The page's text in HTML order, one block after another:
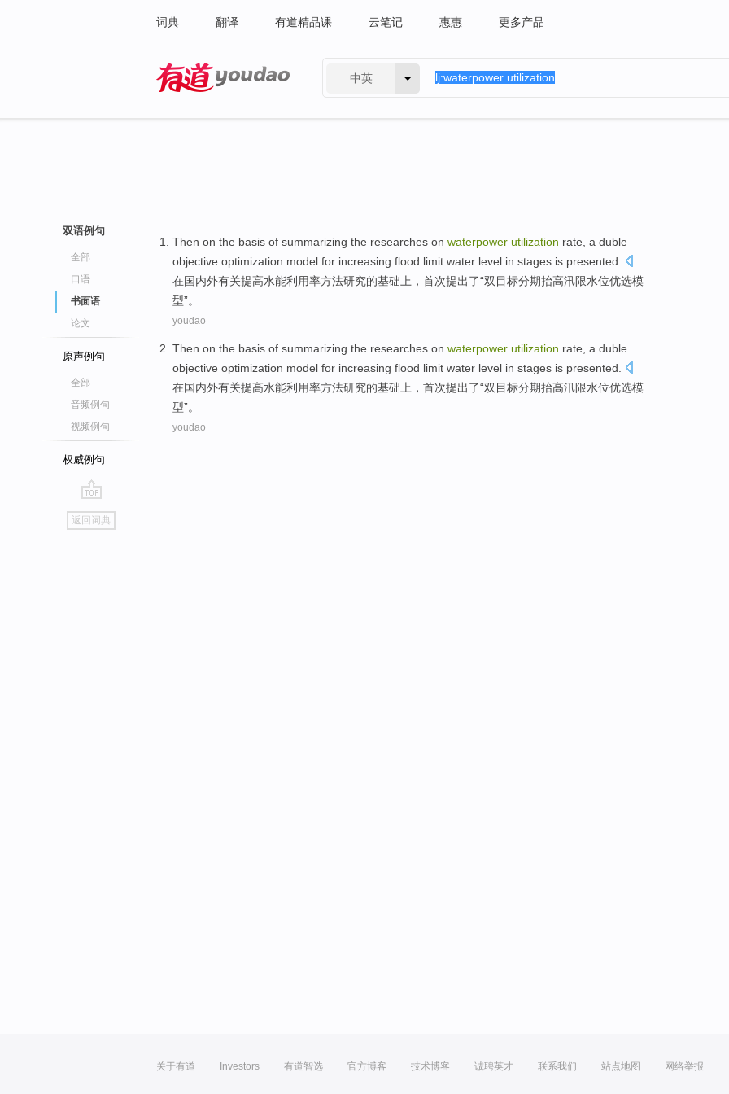
词典 翻译 有道精品课 云笔记 惠惠 更多产品
中英
双语例句
全部
口语
书面语
论文
原声例句
全部
音频例句
视频例句
权威例句
go
top
返回词典
Then on the basis of summarizing the researches on waterpower utilization rate a duble
objective optimization model for increasing flood limit water level in stages is presented
在国内外有关提高水能利用率方法研究的基础上 ，首次提出了“双目标分期抬高汛限水位优选模
型”。
youdao
Then on the basis of summarizing the researches on waterpower utilization rate a duble
objective optimization model for increasing flood limit water level in stages is presented
在国内外有关提高水能利用率方法研究的基础上 ，首次提出了“双目标分期抬高汛限水位优选模
型”。
youdao
关于有道 Investors 有道智选 官方博客 技术博客 诚聘英才 联系我们 站点地图 网络举报